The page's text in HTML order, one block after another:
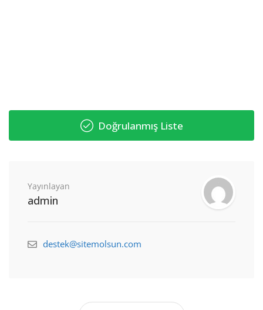
Doğrulanmış Liste
Yayınlayan
admin
destek@sitemolsun.com